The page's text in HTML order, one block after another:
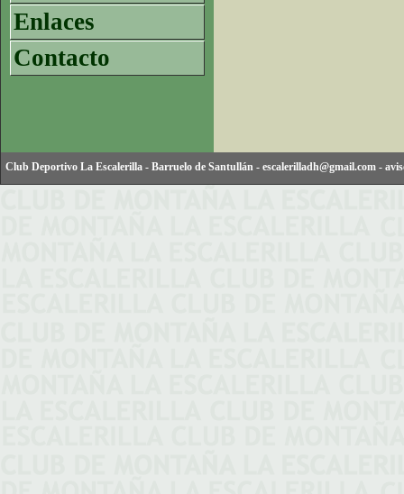
Enlaces
Contacto
Club Deportivo La Escalerilla - Barruelo de Santullán - escalerilladh@gmail.com -